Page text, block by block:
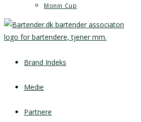
Monin Cup
Brand Indeks
Medie
Partnere